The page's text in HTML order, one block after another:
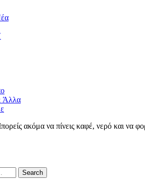
Άλλα
ακόμα να πίνεις καφέ, νερό και να